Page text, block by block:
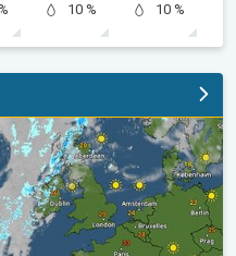
10 %
10 %
i kalenderen. . .